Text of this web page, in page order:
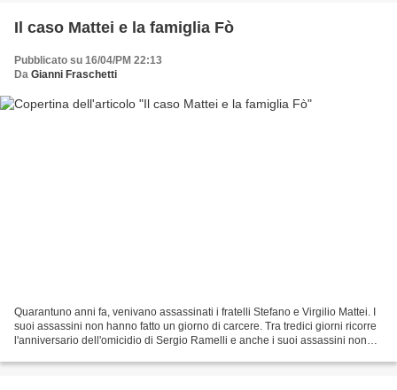
Il caso Mattei e la famiglia Fò
Pubblicato su 16/04/PM 22:13
Da Gianni Fraschetti
Quarantuno anni fa, venivano assassinati i fratelli Stefano e Virgilio Mattei. I
suoi assassini non hanno fatto un giorno di carcere. Tra tredici giorni ricorre
l'anniversario dell'omicidio di Sergio Ramelli e anche i suoi assassini non